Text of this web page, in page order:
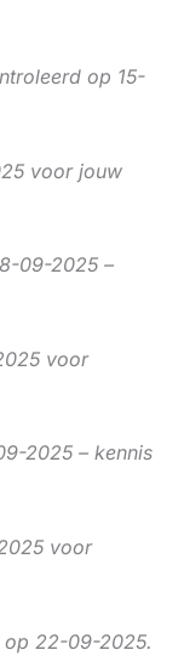
op 15-
voor jouw
09-2025 –
voor
2025 – kennis
voor
op 22-09-2025.